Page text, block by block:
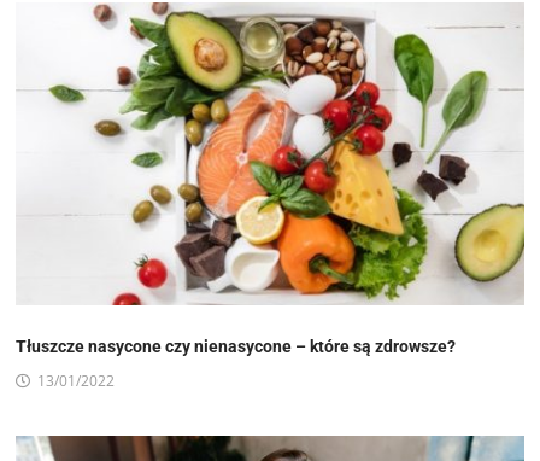
Tłuszcze nasycone czy nienasycone – które są zdrowsze?
13/01/2022